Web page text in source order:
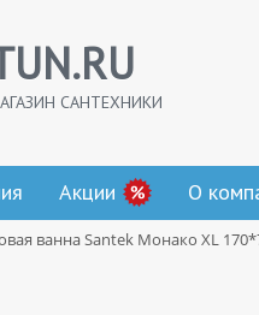
САНТЕХНИКИ
Акции О
ванна Santek Монако XL